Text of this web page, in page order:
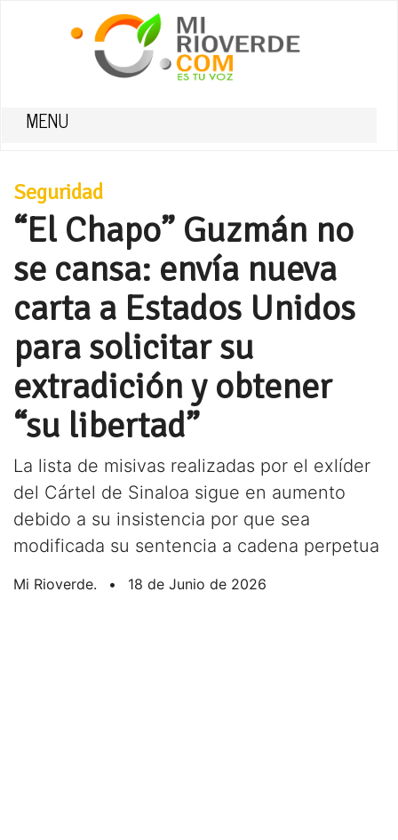
MENU
Seguridad
“El Chapo” Guzmán no
se cansa: envía nueva
carta a Estados Unidos
para solicitar su
extradición y obtener
“su libertad”
La lista de misivas realizadas por el exlíder
del Cártel de Sinaloa sigue en aumento
debido a su insistencia por que sea
modificada su sentencia a cadena perpetua
Mi Rioverde. • 18 de Junio de 2026